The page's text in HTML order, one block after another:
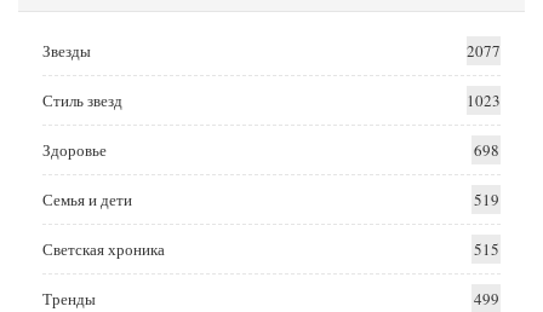
Звезды 2077
Стиль звезд 1023
Здоровье 698
Семья и дети 519
Светская хроника 515
Тренды 499